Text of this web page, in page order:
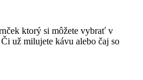
ktorý si môžete vybrať v
už milujete kávu alebo čaj so